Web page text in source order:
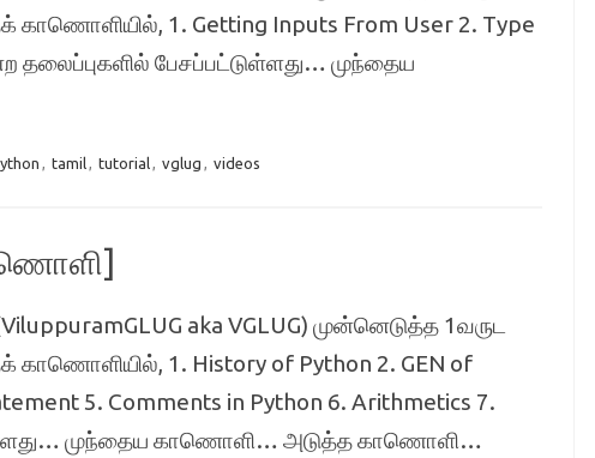
காணொளியில், 1. Getting Inputs From User 2. Type
தலைப்புகளில் பேசப்பட்டுள்ளது… முந்தைய
, tamil, tutorial, vglug , videos
aka VGLUG) முன்னெடுத்த 1வருட
காணொளியில், 1. History of Python 2. GEN of
5. Comments in Python 6. Arithmetics 7.
முந்தைய காணொளி… அடுத்த காணொளி…